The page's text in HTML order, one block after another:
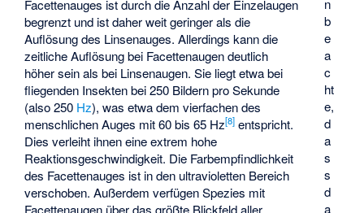
n
b
e
a
c
ht
e,
d
a
s
s
d
a
Facettenauges ist durch die Anzahl der Einzelaugen
begrenzt und ist daher weit geringer als die
Auflösung des Linsenauges. Allerdings kann die
zeitliche Auflösung bei Facettenaugen deutlich
höher sein als bei Linsenaugen. Sie liegt etwa bei
fliegenden Insekten bei 250 Bildern pro Sekunde
(also 250 Hz), was etwa dem vierfachen des
menschlichen Auges mit 60 bis 65 Hz[8] entspricht.
Dies verleiht ihnen eine extrem hohe
Reaktionsgeschwindigkeit. Die Farbempfindlichkeit
des Facettenauges ist in den ultravioletten Bereich
verschoben. Außerdem verfügen Spezies mit
Facettenaugen über das größte Blickfeld aller